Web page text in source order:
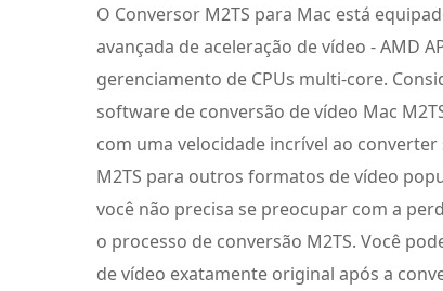
O Conversor M2TS para Mac está
avançada de aceleração de vídeo - AMD
gerenciamento de CPUs multi-core.
software de conversão de vídeo Mac
com uma velocidade incrível ao converter
M2TS para outros formatos de vídeo
você não precisa se preocupar com a
o processo de conversão M2TS. Você
de vídeo exatamente original após a